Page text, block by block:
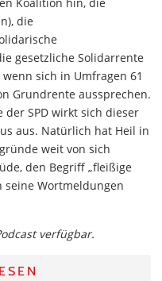
die
gesetzliche Solidarrente
sich in Umfragen 61
Grundrente aussprechen.
SPD wirkt sich dieser
aus. Natürlich hat Heil in
weit von sich
den Begriff „fleißige
seine Wortmeldungen
verfügbar.